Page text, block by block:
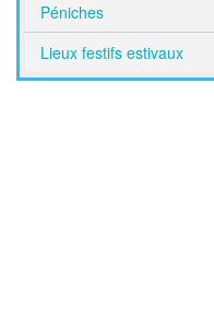
Péniches
Lieux festifs estivaux